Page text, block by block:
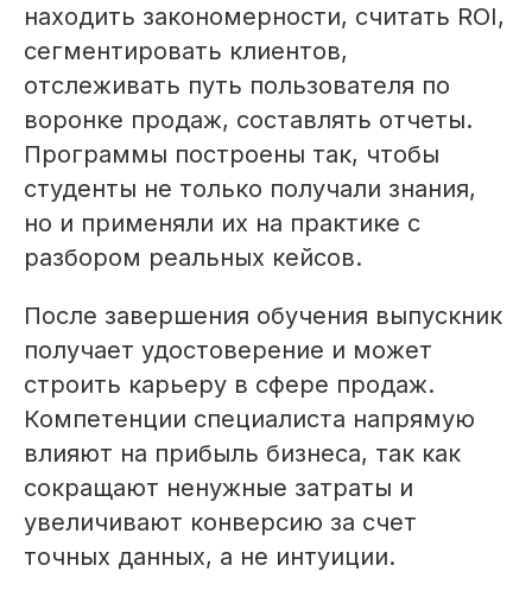
находить закономерности, считать ROI,
сегментировать клиентов,
отслеживать путь пользователя по
воронке продаж, составлять отчеты.
Программы построены так, чтобы
студенты не только получали знания,
но и применяли их на практике с
разбором реальных кейсов.
После завершения обучения выпускник
получает удостоверение и может
строить карьеру в сфере продаж.
Компетенции специалиста напрямую
влияют на прибыль бизнеса, так как
сокращают ненужные затраты и
увеличивают конверсию за счет
точных данных, а не интуиции.